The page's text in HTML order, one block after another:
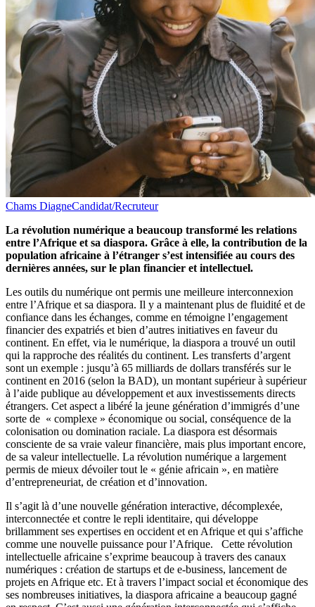
Chams DiagneCandidat/Recruteur
La révolution numérique a beaucoup transformé les relations
entre l’Afrique et sa diaspora. Grâce à elle, la contribution de la
population africaine à l’étranger s’est intensifiée au cours des
dernières années, sur le plan financier et intellectuel.
Les outils du numérique ont permis une meilleure interconnexion
entre l’Afrique et sa diaspora. Il y a maintenant plus de fluidité et de
confiance dans les échanges, comme en témoigne l’engagement
financier des expatriés et bien d’autres initiatives en faveur du
continent. En effet, via le numérique, la diaspora a trouvé un outil
qui la rapproche des réalités du continent. Les transferts d’argent
sont un exemple : jusqu’à 65 milliards de dollars transférés sur le
continent en 2016 (selon la BAD), un montant supérieur à supérieur
à l’aide publique au développement et aux investissements directs
étrangers. Cet aspect a libéré la jeune génération d’immigrés d’une
sorte de « complexe » économique ou social, conséquence de la
colonisation ou domination raciale. La diaspora est désormais
consciente de sa vraie valeur financière, mais plus important encore,
de sa valeur intellectuelle. La révolution numérique a largement
permis de mieux dévoiler tout le « génie africain », en matière
d’entrepreneuriat, de création et d’innovation.
Il s’agit là d’une nouvelle génération interactive, décomplexée,
interconnectée et contre le repli identitaire, qui développe
brillamment ses expertises en occident et en Afrique et qui s’affiche
comme une nouvelle puissance pour l’Afrique.
Cette révolution
intellectuelle africaine s’exprime beaucoup à travers des canaux
numériques : création de startups et de e-business, lancement de
projets en Afrique etc. Et à travers l’impact social et économique des
ses nombreuses initiatives, la diaspora africaine a beaucoup gagné